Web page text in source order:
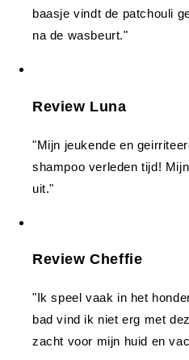
baasje vindt de patchouli
na de wasbeurt."
Review Luna
"Mijn jeukende en
shampoo verleden tijd!
uit."
Review Cheffie
"Ik speel vaak in het
bad vind ik niet erg met
zacht voor mijn huid en